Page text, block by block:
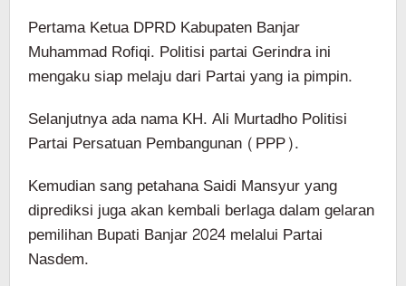
Pertama Ketua DPRD Kabupaten Banjar
Muhammad Rofiqi. Politisi partai Gerindra ini
mengaku siap melaju dari Partai yang ia pimpin.
Selanjutnya ada nama KH. Ali Murtadho Politisi
Partai Persatuan Pembangunan (PPP).
Kemudian sang petahana Saidi Mansyur yang
diprediksi juga akan kembali berlaga dalam gelaran
pemilihan Bupati Banjar 2024 melalui Partai
Nasdem.